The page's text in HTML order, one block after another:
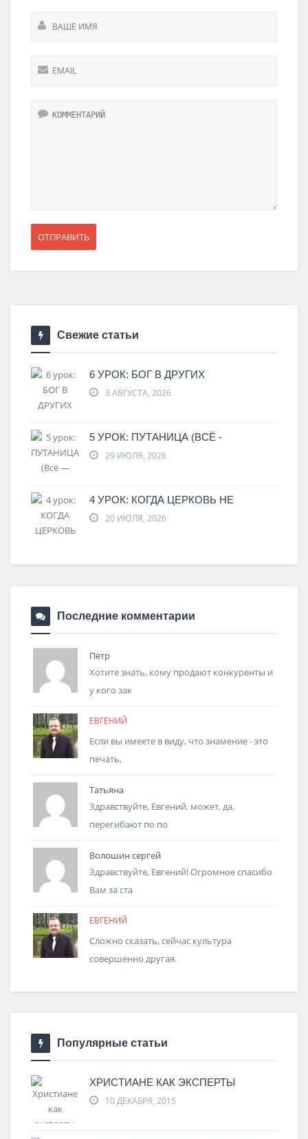
Свежие статьи
6 УРОК: БОГ В ДРУГИХ
3 АВГУСТА, 2026
5 УРОК: ПУТАНИЦА (ВСЁ -
29 ИЮЛЯ, 2026
4 УРОК: КОГДА ЦЕРКОВЬ НЕ
20 ИЮЛЯ, 2026
Последние комментарии
Пётр
Хотите знать, кому продают конкуренты и
у кого зак
ЕВГЕНИЙ
Если вы имеете в виду, что знамение - это
печать,
Татьяна
Здравствуйте, Евгений. может, да,
перегибают по по
Волошин сергей
Здравствуйте, Евгений! Огромное спасибо
Вам за ста
ЕВГЕНИЙ
Сложно сказать, сейчас культура
совершенно другая.
Популярные статьи
ХРИСТИАНЕ КАК ЭКСПЕРТЫ
10 ДЕКАБРЯ, 2015